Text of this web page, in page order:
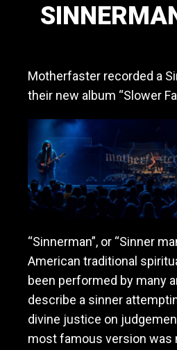
s
h
a
v
y
m
e
a
/
h
d
r
Motherfaster recorded a
their new album “Slower
“Sinnerman”, or “Sinner
American traditional
been performed by many
describe a sinner
divine justice on
most famous version was